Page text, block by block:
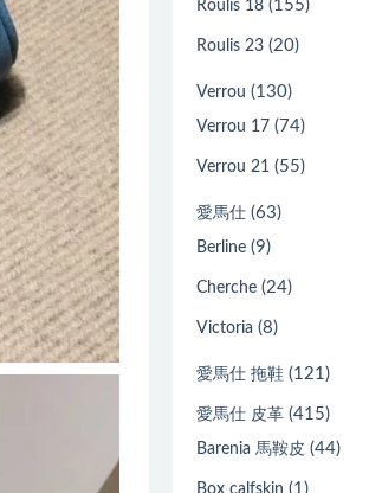
Roulis 18 (155)
Roulis 23 (20)
Verrou (130)
Verrou 17 (74)
Verrou 21 (55)
愛馬仕 (63)
Berline (9)
Cherche (24)
Victoria (8)
愛馬仕 拖鞋 (121)
愛馬仕 皮革 (415)
Barenia 馬鞍皮 (44)
Box calfskin (1)